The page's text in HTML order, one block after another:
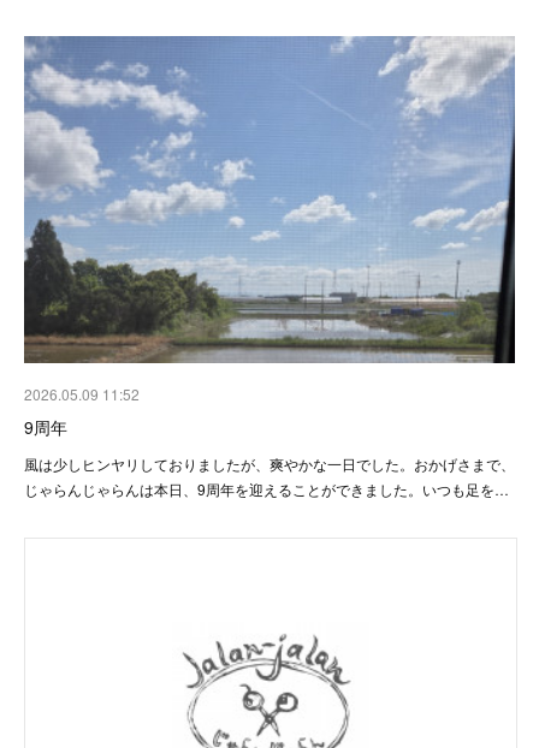
2026.05.09 11:52
9周年
風は少しヒンヤリしておりましたが、爽やかな一日でした。おかげさまで、
じゃらんじゃらんは本日、9周年を迎えることができました。いつも足を…